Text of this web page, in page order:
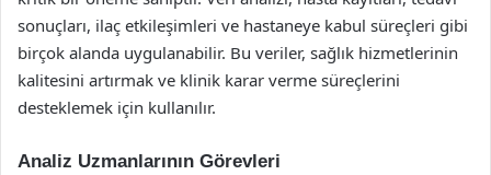
sonuçları, ilaç etkileşimleri ve hastaneye kabul süreçleri gibi
birçok alanda uygulanabilir. Bu veriler, sağlık hizmetlerinin
kalitesini artırmak ve klinik karar verme süreçlerini
desteklemek için kullanılır.
Analiz Uzmanlarının Görevleri